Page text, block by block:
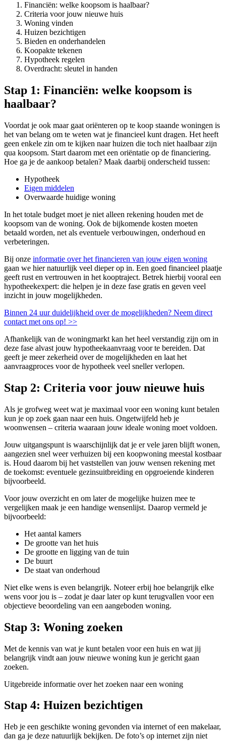
Financiën: welke koopsom is haalbaar?
Criteria voor jouw nieuwe huis
Woning vinden
Huizen bezichtigen
Bieden en onderhandelen
Koopakte tekenen
Hypotheek regelen
Overdracht: sleutel in handen
Stap 1: Financiën: welke koopsom is
haalbaar?
Voordat je ook maar gaat oriënteren op te koop staande woningen is
het van belang om te weten wat je financieel kunt dragen. Het heeft
geen enkele zin om te kijken naar huizen die toch niet haalbaar zijn
qua koopsom. Start daarom met een oriëntatie op de financiering.
Hoe ga je de aankoop betalen? Maak daarbij onderscheid tussen:
Hypotheek
Eigen middelen
Overwaarde huidige woning
In het totale budget moet je niet alleen rekening houden met de
koopsom van de woning. Ook de bijkomende kosten moeten
betaald worden, net als eventuele verbouwingen, onderhoud en
verbeteringen.
Bij onze informatie over het financieren van jouw eigen woning
gaan we hier natuurlijk veel dieper op in. Een goed financieel plaatje
geeft rust en vertrouwen in het kooptraject. Betrek hierbij vooral een
hypotheekexpert: die helpen je in deze fase gratis en geven veel
inzicht in jouw mogelijkheden.
Binnen 24 uur duidelijkheid over de mogelijkheden? Neem direct
contact met ons op! >>
Afhankelijk van de woningmarkt kan het heel verstandig zijn om in
deze fase alvast jouw hypotheekaanvraag voor te bereiden. Dat
geeft je meer zekerheid over de mogelijkheden en laat het
aanvraagproces voor de hypotheek veel sneller verlopen.
Stap 2: Criteria voor jouw nieuwe huis
Als je grofweg weet wat je maximaal voor een woning kunt betalen
kun je op zoek gaan naar een huis. Ongetwijfeld heb je
woonwensen – criteria waaraan jouw ideale woning moet voldoen.
Jouw uitgangspunt is waarschijnlijk dat je er vele jaren blijft wonen,
aangezien snel weer verhuizen bij een koopwoning meestal kostbaar
is. Houd daarom bij het vaststellen van jouw wensen rekening met
de toekomst: eventuele gezinsuitbreiding en opgroeiende kinderen
bijvoorbeeld.
Voor jouw overzicht en om later de mogelijke huizen mee te
vergelijken maak je een handige wensenlijst. Daarop vermeld je
bijvoorbeeld:
Het aantal kamers
De grootte van het huis
De grootte en ligging van de tuin
De buurt
De staat van onderhoud
Niet elke wens is even belangrijk. Noteer erbij hoe belangrijk elke
wens voor jou is – zodat je daar later op kunt terugvallen voor een
objectieve beoordeling van een aangeboden woning.
Stap 3: Woning zoeken
Met de kennis van wat je kunt betalen voor een huis en wat jij
belangrijk vindt aan jouw nieuwe woning kun je gericht gaan
zoeken.
Uitgebreide informatie over het zoeken naar een woning
Stap 4: Huizen bezichtigen
Heb je een geschikte woning gevonden via internet of een makelaar,
dan ga je deze natuurlijk bekijken. De foto’s op internet zijn niet